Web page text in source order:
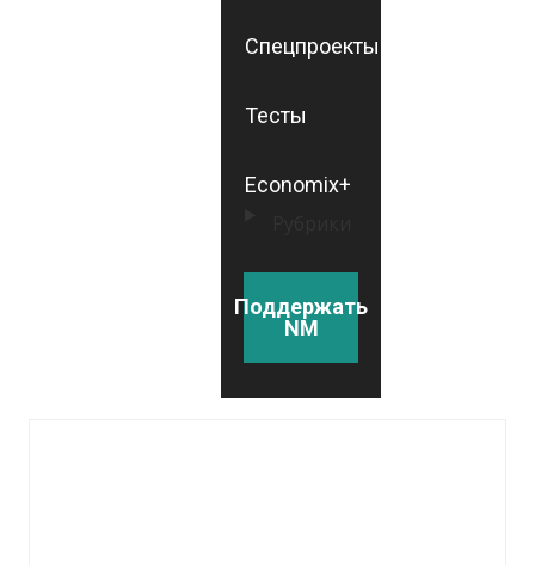
Спецпроекты
Тесты
Economix+
Поддержать
NM